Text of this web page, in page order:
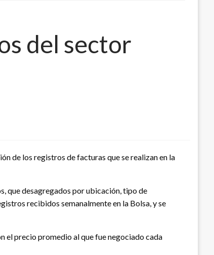
del sector
de los registros de facturas que se realizan en la
que desagregados por ubicación, tipo de
recibidos semanalmente en la Bolsa, y se
el precio promedio al que fue negociado cada